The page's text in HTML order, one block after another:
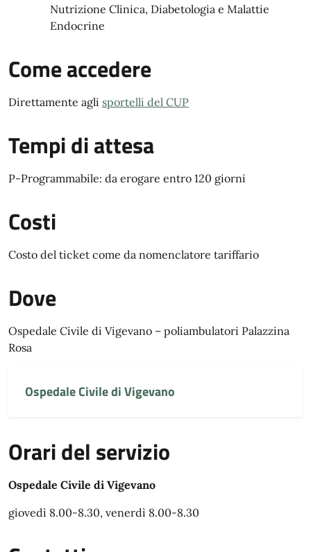
Nutrizione Clinica, Diabetologia e Malattie
Endocrine
Come accedere
Direttamente agli sportelli del CUP
Tempi di attesa
P-Programmabile: da erogare entro 120 giorni
Costi
Costo del ticket come da nomenclatore tariffario
Dove
Ospedale Civile di Vigevano – poliambulatori Palazzina
Rosa
Ospedale Civile di Vigevano
Orari del servizio
Ospedale Civile di Vigevano
giovedì 8.00-8.30, venerdì 8.00-8.30